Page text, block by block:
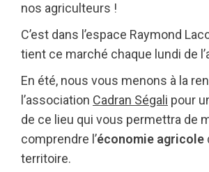
nos agriculteurs !
C’est dans l’espace Raymond
tient ce marché chaque lundi de
En été, nous vous menons à la
l’association Cadran Ségali pour
de ce lieu qui vous permettra de
comprendre l’économie agricole
territoire.